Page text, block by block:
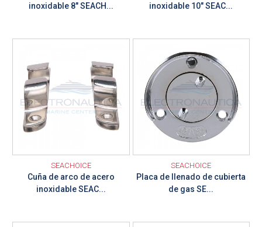
inoxidable 8" SEACH... inoxidable 10" SEAC...
SEACHOICE
Cuña de arco de acero
inoxidable SEAC...
SEACHOICE
Placa de llenado de cubierta
de gas SE...